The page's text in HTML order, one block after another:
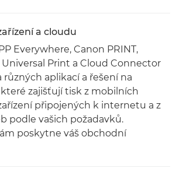
a cloudu
Everywhere, Canon PRINT,
Print a Cloud Connector
různých aplikací a řešení na
zajišťují tisk z mobilních
připojených k internetu a z
podle vašich požadavků.
poskytne váš obchodní